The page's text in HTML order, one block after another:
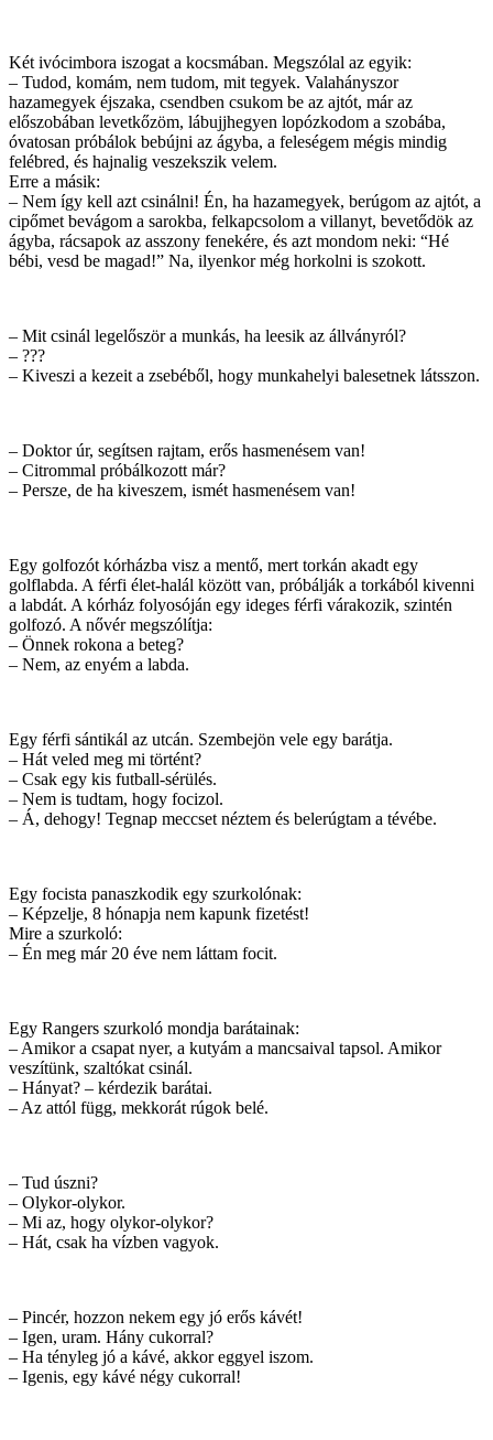
Két ivócimbora iszogat a kocsmában. Megszólal az egyik:
– Tudod, komám, nem tudom, mit tegyek. Valahányszor
hazamegyek éjszaka, csendben csukom be az ajtót, már az
előszobában levetkőzöm, lábujjhegyen lopózkodom a szobába,
óvatosan próbálok bebújni az ágyba, a feleségem mégis mindig
felébred, és hajnalig veszekszik velem.
Erre a másik:
– Nem így kell azt csinálni! Én, ha hazamegyek, berúgom az ajtót, a
cipőmet bevágom a sarokba, felkapcsolom a villanyt, bevetődök az
ágyba, rácsapok az asszony fenekére, és azt mondom neki: “Hé
bébi, vesd be magad!” Na, ilyenkor még horkolni is szokott.
– Mit csinál legelőször a munkás, ha leesik az állványról?
– ???
– Kiveszi a kezeit a zsebéből, hogy munkahelyi balesetnek látsszon.
– Doktor úr, segítsen rajtam, erős hasmenésem van!
– Citrommal próbálkozott már?
– Persze, de ha kiveszem, ismét hasmenésem van!
Egy golfozót kórházba visz a mentő, mert torkán akadt egy
golflabda. A férfi élet-halál között van, próbálják a torkából kivenni
a labdát. A kórház folyosóján egy ideges férfi várakozik, szintén
golfozó. A nővér megszólítja:
– Önnek rokona a beteg?
– Nem, az enyém a labda.
Egy férfi sántikál az utcán. Szembejön vele egy barátja.
– Hát veled meg mi történt?
– Csak egy kis futball-sérülés.
– Nem is tudtam, hogy focizol.
– Á, dehogy! Tegnap meccset néztem és belerúgtam a tévébe.
Egy focista panaszkodik egy szurkolónak:
– Képzelje, 8 hónapja nem kapunk fizetést!
Mire a szurkoló:
– Én meg már 20 éve nem láttam focit.
Egy Rangers szurkoló mondja barátainak:
– Amikor a csapat nyer, a kutyám a mancsaival tapsol. Amikor
veszítünk, szaltókat csinál.
– Hányat? – kérdezik barátai.
– Az attól függ, mekkorát rúgok belé.
– Tud úszni?
– Olykor-olykor.
– Mi az, hogy olykor-olykor?
– Hát, csak ha vízben vagyok.
– Pincér, hozzon nekem egy jó erős kávét!
– Igen, uram. Hány cukorral?
– Ha tényleg jó a kávé, akkor eggyel iszom.
– Igenis, egy kávé négy cukorral!